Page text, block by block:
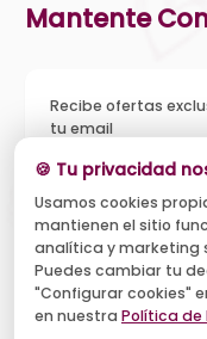
Mantente
Recibe ofertas
tu email
Acepto recibir
email según la
cuando quiera.
🍪 Tu privacidad
Usamos cookies
mantienen el sitio
analítica y marketing
Puedes cambiar tu
"Configurar cookies"
en nuestra Política